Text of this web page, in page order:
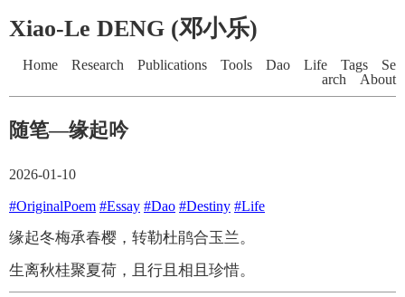
Xiao-Le DENG (邓小乐)
Home Research Publications Tools Dao Life Tags
Se
arch
About
随笔—缘起吟
2026-01-10
#OriginalPoem #Essay #Dao #Destiny #Life
缘起冬梅承春樱，转勒杜鹃合玉兰。
生离秋桂聚夏荷，且行且相且珍惜。